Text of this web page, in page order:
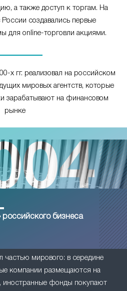
а также доступ к торгам. На
создавались первые
для online-торговли акциями.
х гг. реализовал на российском
мировых агентств, которые
зарабатывают на финансовом
рынке
частью мирового: в середине
компании размещаются на
иностранные фонды покупают
российского бизнеса